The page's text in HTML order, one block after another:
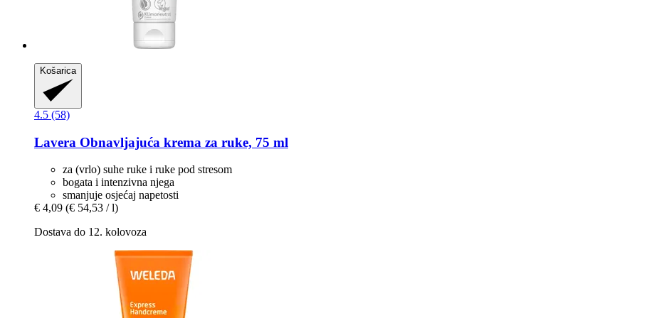
Košarica
4.5 (58)
Lavera Obnavljajuća krema za ruke, 75 ml
za (vrlo) suhe ruke i ruke pod stresom
bogata i intenzivna njega
smanjuje osjećaj napetosti
€ 4,09 (€ 54,53 / l)
Dostava do 12. kolovoza